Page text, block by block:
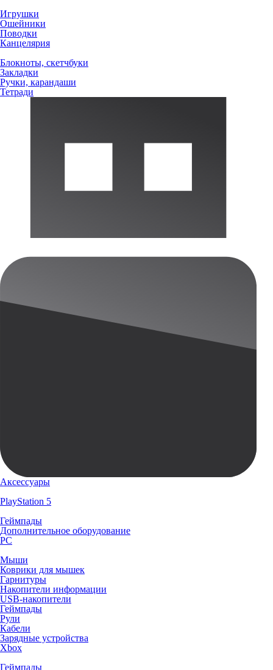
Игрушки
Ошейники
Поводки
Канцелярия
Блокноты, скетчбуки
Закладки
Ручки, карандаши
Тетради
Аксессуары
PlayStation 5
Геймпады
Дополнительное оборудование
PC
Мыши
Коврики для мышек
Гарнитуры
Накопители информации
USB-накопители
Геймпады
Рули
Кабели
Зарядные устройства
Xbox
Геймпады